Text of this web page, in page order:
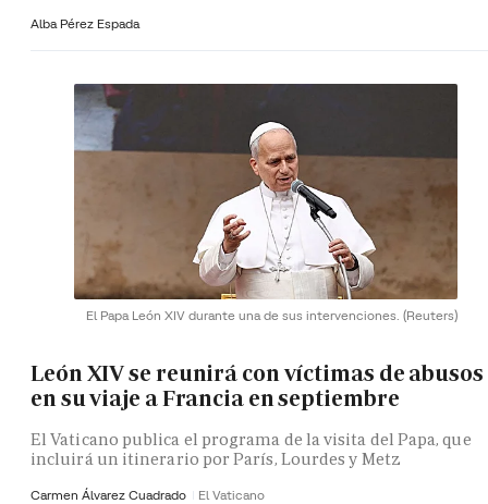
Alba Pérez Espada
El Papa León XIV durante una de sus intervenciones. (Reuters)
León XIV se reunirá con víctimas de abusos
en su viaje a Francia en septiembre
El Vaticano publica el programa de la visita del Papa, que
incluirá un itinerario por París, Lourdes y Metz
Carmen Álvarez Cuadrado El Vaticano